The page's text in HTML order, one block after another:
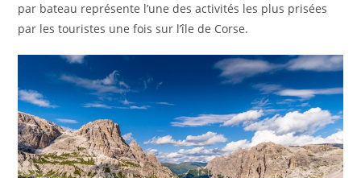
par bateau représente l’une des activités les plus prisées
par les touristes une fois sur l’île de Corse.